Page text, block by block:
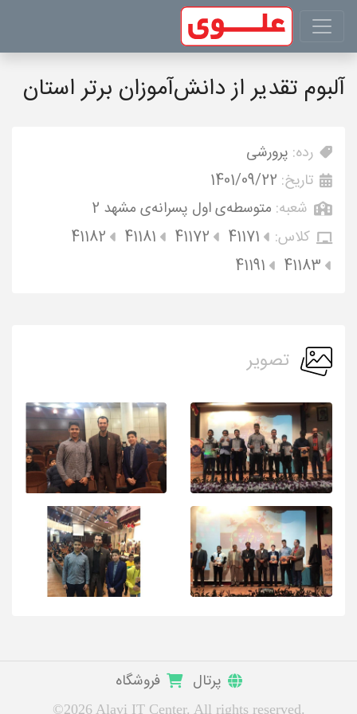
آلبوم تقدیر از دانش‌آموزان برتر استان
رده: پرورشی
تاریخ: 1401/09/22
شعبه: متوسطه‌ی اول پسرانه‌ی مشهد 2
کلاس:
41171
41172
41181
41182
41183
41191
تصویر
پرتال فروشگاه
©2026 Alavi IT Center. All rights reserved.